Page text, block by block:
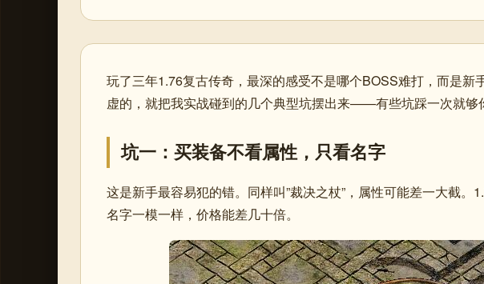
玩了三年1.76复古传奇，最深的感受不是哪个BOSS难打，而是新
虚的，就把我实战碰到的几个典型坑摆出来——有些坑踩一次就够
坑一：买装备不看属性，只看名字
这是新手最容易犯的错。同样叫”裁决之杖”，属性可能差一大截。
名字一模一样，价格能差几十倍。